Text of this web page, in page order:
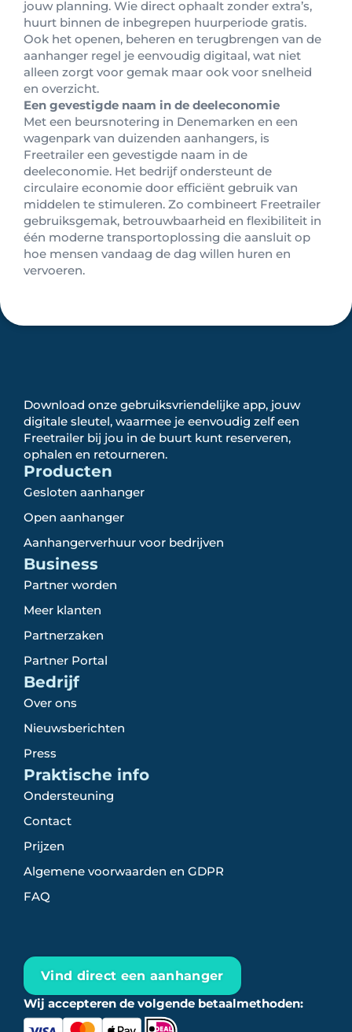
jouw planning. Wie direct ophaalt zonder extra’s,
huurt binnen de inbegrepen huurperiode gratis.
Ook het openen, beheren en terugbrengen van de
aanhanger regel je eenvoudig digitaal, wat niet
alleen zorgt voor gemak maar ook voor snelheid
en overzicht.
Een gevestigde naam in de deeleconomie
Met een beursnotering in Denemarken en een
wagenpark van duizenden aanhangers, is
Freetrailer een gevestigde naam in de
deeleconomie. Het bedrijf ondersteunt de
circulaire economie door efficiënt gebruik van
middelen te stimuleren. Zo combineert Freetrailer
gebruiksgemak, betrouwbaarheid en flexibiliteit in
één moderne transportoplossing die aansluit op
hoe mensen vandaag de dag willen huren en
vervoeren.
Download onze gebruiksvriendelijke app, jouw
digitale sleutel, waarmee je eenvoudig zelf een
Freetrailer bij jou in de buurt kunt reserveren,
ophalen en retourneren.
Producten
Gesloten aanhanger
Open aanhanger
Aanhangerverhuur voor bedrijven
Business
Partner worden
Meer klanten
Partnerzaken
Partner Portal
Bedrijf
Over ons
Nieuwsberichten
Press
Praktische info
Ondersteuning
Contact
Prijzen
Algemene voorwaarden en GDPR
FAQ
Vind direct een aanhanger
Wij accepteren de volgende betaalmethoden: